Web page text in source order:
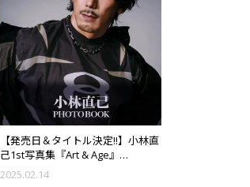
【発売日＆タイトル決定!!】小林直
己1st写真集『Art & Age』
2025/4/2（水）発売！
2025.02.14